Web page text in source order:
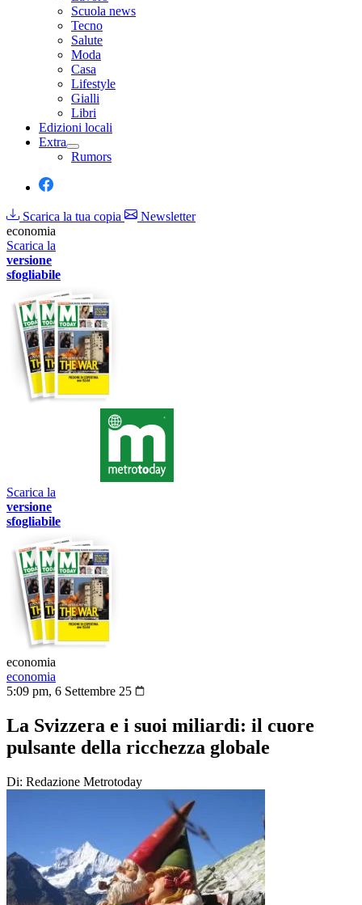
Scuola news
Tecno
Salute
Moda
Casa
Lifestyle
Gialli
Libri
Edizioni locali
Extra
Rumors
Scarica la tua copia
Newsletter
economia
Scarica la
versione
sfogliabile
Scarica la
versione
sfogliabile
economia
economia
5:09 pm, 6 Settembre 25
La Svizzera e i suoi miliardi: il cuore
pulsante della ricchezza globale
Di: Redazione Metrotoday